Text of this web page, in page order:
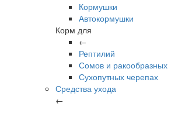
Кормушки
Автокормушки
Корм для
←
Рептилий
Сомов и ракообразных
Сухопутных черепах
Средства ухода
←